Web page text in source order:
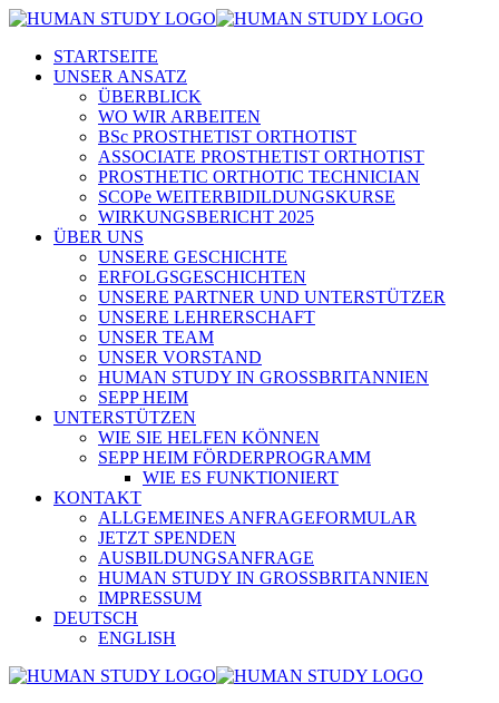
STARTSEITE
UNSER ANSATZ
ÜBERBLICK
WO WIR ARBEITEN
BSc PROSTHETIST ORTHOTIST
ASSOCIATE PROSTHETIST ORTHOTIST
PROSTHETIC ORTHOTIC TECHNICIAN
SCOPe WEITERBIDILDUNGSKURSE
WIRKUNGSBERICHT 2025
ÜBER UNS
UNSERE GESCHICHTE
ERFOLGSGESCHICHTEN
UNSERE PARTNER UND UNTERSTÜTZER
UNSERE LEHRERSCHAFT
UNSER TEAM
UNSER VORSTAND
HUMAN STUDY IN GROSSBRITANNIEN
SEPP HEIM
UNTERSTÜTZEN
WIE SIE HELFEN KÖNNEN
SEPP HEIM FÖRDERPROGRAMM
WIE ES FUNKTIONIERT
KONTAKT
ALLGEMEINES ANFRAGEFORMULAR
JETZT SPENDEN
AUSBILDUNGSANFRAGE
HUMAN STUDY IN GROSSBRITANNIEN
IMPRESSUM
DEUTSCH
ENGLISH